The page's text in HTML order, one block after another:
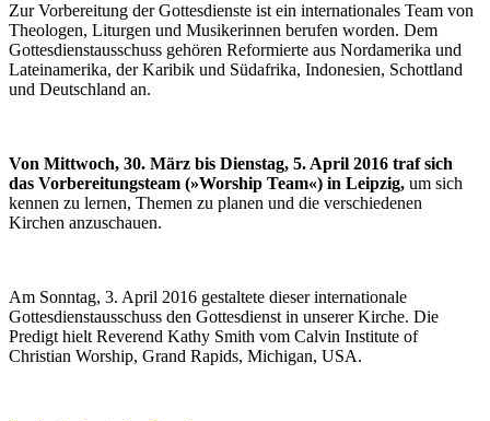
Zur Vorbereitung der Gottesdienste ist ein internationales Team von
Theologen, Liturgen und Musikerinnen berufen worden. Dem
Gottesdienstausschuss gehören Reformierte aus Nordamerika und
Lateinamerika, der Karibik und Südafrika, Indonesien, Schottland
und Deutschland an.
Von Mittwoch, 30. März bis Dienstag, 5. April 2016 traf sich
das Vorbereitungsteam (»Worship Team«) in Leipzig, um sich
kennen zu lernen, Themen zu planen und die verschiedenen
Kirchen anzuschauen.
Am Sonntag, 3. April 2016 gestaltete dieser internationale
Gottesdienstausschuss den Gottesdienst in unserer Kirche. Die
Predigt hielt Reverend Kathy Smith vom Calvin Institute of
Christian Worship, Grand Rapids, Michigan, USA.